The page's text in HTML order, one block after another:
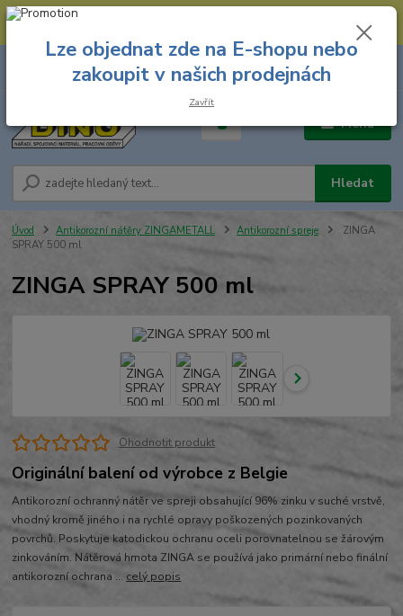
--- Spojovací materiál: 774 431 045 --- Prodejna nářadí: 731 449 423 --
Menu
Hledat
8.00 hod. - 16.00 hod.
za
Úvod Antikorozní nátěry ZINGAMETALL Antikorozní spreje
ZINGA
SPRAY 500 ml
ZINGA SPRAY 500 ml
Ohodnotit produkt
Originální balení od výrobce z Belgie
Antikorozní ochranný nátěr ve spreji obsahující 96% zinku v suché vrstvě,
vhodný kromě jiného i na rychlé opravy poškozených pozinkovaných
povrchů. Poskytuje katodickou ochranu oceli porovnatelnou se žárovým
zinkováním. Nátěrová hmota ZINGA se používá jako primární nebo finální
antikorozní ochrana ... celý popis
Lze objednat zde na E-shopu nebo
zakoupit v našich prodejnách
Zavřít